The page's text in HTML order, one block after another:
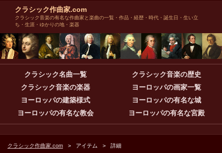
クラシック作曲家.com
クラシック音楽の有名な作曲家と楽曲の一覧・作品・経歴・時代・誕生日・生い立
ち・生涯・ゆかりの地・楽器
クラシック名曲一覧
クラシック音楽の歴史
クラシック音楽の楽器
ヨーロッパの画家一覧
ヨーロッパの建築様式
ヨーロッパの有名な城
ヨーロッパの有名な教会
ヨーロッパの有名な宮殿
クラシック作曲家.com アイテム 詳細